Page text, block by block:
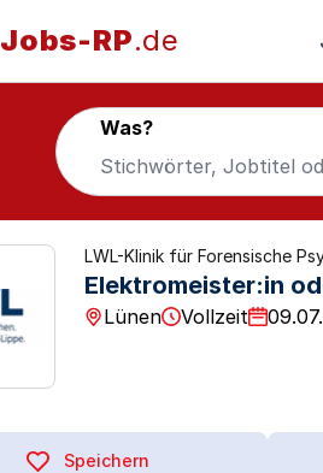
RP.de
Was?
LWL-Klinik für Forensische
Elektromeister:in
Lünen Vollzeit
Speichern